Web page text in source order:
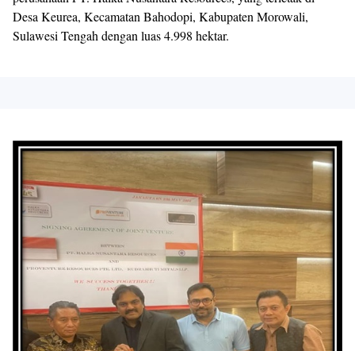
Desa Keurea, Kecamatan Bahodopi, Kabupaten Morowali,
Sulawesi Tengah dengan luas 4.998 hektar.